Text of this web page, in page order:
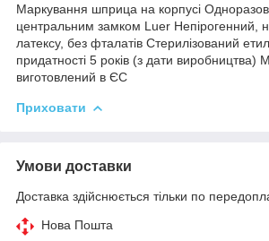
Маркування шприца на корпусі
центральним замком Luer Непірогенний,
латексу, без фталатів Стерилізований
придатності 5 років (з дати виробництва)
виготовлений в ЄС
Приховати
Умови доставки
Доставка здійснюється тільки по
Нова Пошта